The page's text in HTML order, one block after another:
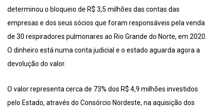
determinou o bloqueio de R$ 3,5 milhões das contas das
empresas e dos seus sócios que foram responsáveis pela venda
de 30 respiradores pulmonares ao Rio Grande do Norte, em 2020.
O dinheiro está numa conta judicial e o estado aguarda agora a
devolução do valor.
O valor representa cerca de 73% dos R$ 4,9 milhões investidos
pelo Estado, através do Consórcio Nordeste, na aquisição dos